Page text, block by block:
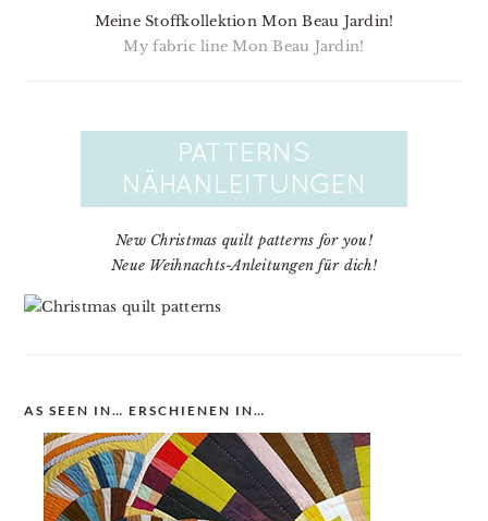
Meine Stoffkollektion Mon Beau Jardin!
My fabric line Mon Beau Jardin!
New Christmas quilt patterns for you!
Neue Weihnachts-Anleitungen für dich!
AS SEEN IN… ERSCHIENEN IN…